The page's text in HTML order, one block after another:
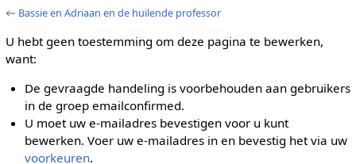
← Bassie en Adriaan en de huilende professor
U hebt geen toestemming om deze pagina te bewerken,
want:
De gevraagde handeling is voorbehouden aan gebruikers
in de groep emailconfirmed.
U moet uw e-mailadres bevestigen voor u kunt
bewerken. Voer uw e-mailadres in en bevestig het via uw
voorkeuren.